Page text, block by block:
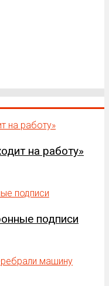
на работу»
подписи